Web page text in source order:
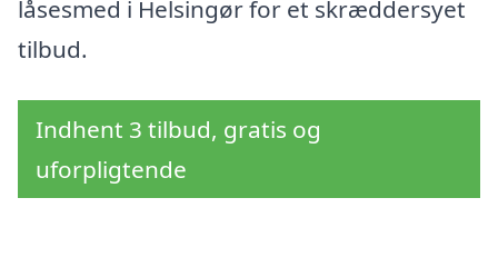
låsesmed i Helsingør for et skræddersyet
tilbud.
Indhent 3 tilbud, gratis og
uforpligtende